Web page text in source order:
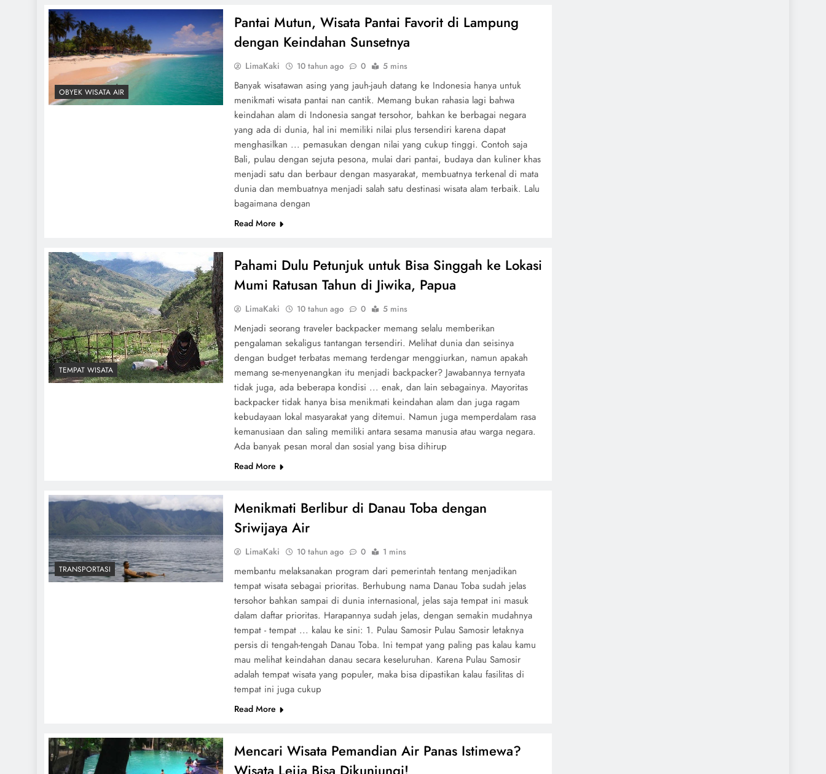
OBYEK WISATA AIR
Pantai Mutun, Wisata Pantai Favorit di Lampung
dengan Keindahan Sunsetnya
LimaKaki 10 tahun ago 0 5 mins
Banyak wisatawan asing yang jauh-jauh datang ke Indonesia hanya untuk
menikmati wisata pantai nan cantik. Memang bukan rahasia lagi bahwa
keindahan alam di Indonesia sangat tersohor, bahkan ke berbagai negara
yang ada di dunia, hal ini memiliki nilai plus tersendiri karena dapat
menghasilkan ... pemasukan dengan nilai yang cukup tinggi. Contoh saja
Bali, pulau dengan sejuta pesona, mulai dari pantai, budaya dan kuliner khas
menjadi satu dan berbaur dengan masyarakat, membuatnya terkenal di mata
dunia dan membuatnya menjadi salah satu destinasi wisata alam terbaik. Lalu
bagaimana dengan
Read More
TEMPAT WISATA
Pahami Dulu Petunjuk untuk Bisa Singgah ke Lokasi
Mumi Ratusan Tahun di Jiwika, Papua
LimaKaki 10 tahun ago 0 5 mins
Menjadi seorang traveler backpacker memang selalu memberikan
pengalaman sekaligus tantangan tersendiri. Melihat dunia dan seisinya
dengan budget terbatas memang terdengar menggiurkan, namun apakah
memang se-menyenangkan itu menjadi backpacker? Jawabannya ternyata
tidak juga, ada beberapa kondisi ... enak, dan lain sebagainya. Mayoritas
backpacker tidak hanya bisa menikmati keindahan alam dan juga ragam
kebudayaan lokal masyarakat yang ditemui. Namun juga memperdalam rasa
kemanusiaan dan saling memiliki antara sesama manusia atau warga negara.
Ada banyak pesan moral dan sosial yang bisa dihirup
Read More
TRANSPORTASI
Menikmati Berlibur di Danau Toba dengan
Sriwijaya Air
LimaKaki 10 tahun ago 0 1 mins
membantu melaksanakan program dari pemerintah tentang menjadikan
tempat wisata sebagai prioritas. Berhubung nama Danau Toba sudah jelas
tersohor bahkan sampai di dunia internasional, jelas saja tempat ini masuk
dalam daftar prioritas. Harapannya sudah jelas, dengan semakin mudahnya
tempat - tempat ... kalau ke sini: 1. Pulau Samosir Pulau Samosir letaknya
persis di tengah-tengah Danau Toba. Ini tempat yang paling pas kalau kamu
mau melihat keindahan danau secara keseluruhan. Karena Pulau Samosir
adalah tempat wisata yang populer, maka bisa dipastikan kalau fasilitas di
tempat ini juga cukup
Read More
Mencari Wisata Pemandian Air Panas Istimewa?